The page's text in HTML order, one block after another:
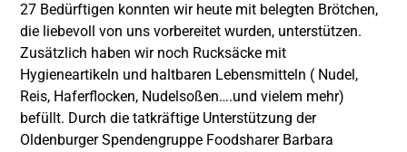
27 Bedürftigen konnten wir heute mit belegten Brötchen,
die liebevoll von uns vorbereitet wurden, unterstützen.
Zusätzlich haben wir noch Rucksäcke mit
Hygieneartikeln und haltbaren Lebensmitteln ( Nudel,
Reis, Haferflocken, Nudelsoßen….und vielem mehr)
befüllt. Durch die tatkräftige Unterstützung der
Oldenburger Spendengruppe Foodsharer Barbara